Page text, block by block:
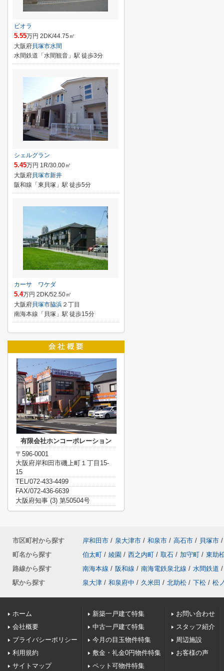
ビオラ
5.55万円 2DK/44.75㎡
大阪府貝塚市水間
水間鉄道「水間観音」駅 徒歩3分
シェルグラン
5.45万円 1R/30.00㎡
大阪府貝塚市新井
阪和線「東貝塚」駅 徒歩5分
カーサ ワケダ
5.4万円 2DK/52.50㎡
大阪府貝塚市脇浜 ２丁目
南海本線「貝塚」駅 徒歩15分
有限会社ホンコーポレーション
〒596-0001
大阪府岸和田市磯上町１丁目15-
15
TEL/072-433-4499
FAX/072-436-6639
大阪府知事 (3) 第50504号
市区町村から探す 岸和田市 / 泉大津市 / 和泉市 / 高石市 / 貝塚市 /
町名から探す
伯太町 / 綾園 / 西之内町 / 取石 / 加守町 / 東助
路線から探す
南海本線 / 阪和線 / 南海電鉄泉北線 / 水間鉄道 /
駅から探す
泉大津 / 和泉府中 / 久米田 / 北助松 / 下松 / 松
ホーム
会社概要
プライバシーポリシー
利用規約
サイトマップ
新築一戸建て特集
中古一戸建て特集
今月の目玉物件特集
敷金・礼金0円物件特集
ペット可物件特集
お問い合わせ
スタッフ紹介
周辺施設
お客様の声